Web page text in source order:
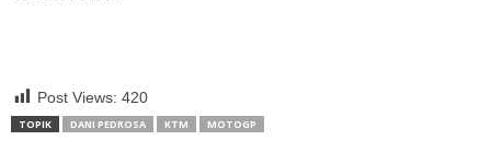
Post Views: 420
TOPIK DANI PEDROSA KTM MOTOGP